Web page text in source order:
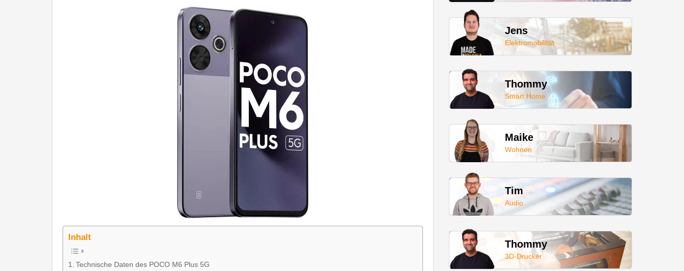
Inhalt
Technische Daten des POCO M6 Plus 5G
Jens
Elektromobilität
Thommy
Smart Home
Maike
Wohnen
Tim
Audio
Thommy
3D-Drucker